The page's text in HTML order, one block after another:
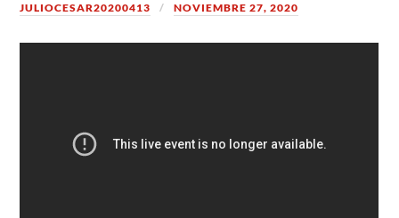
JULIOCESAR20200413 NOVIEMBRE 27, 2020